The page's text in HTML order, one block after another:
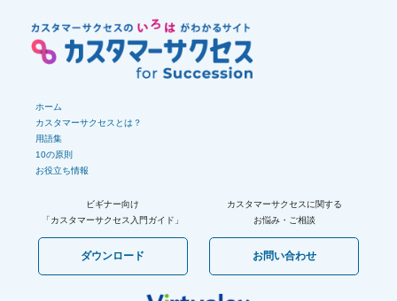
ホーム
カスタマーサクセスとは？
用語集
10の原則
お役立ち情報
ビギナー向け
「カスタマーサクセス 入門ガイド」
ダウンロード
カスタマーサクセスに関する
お悩み・ご相談
お問い合わせ